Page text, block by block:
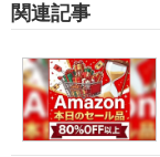
関連記事